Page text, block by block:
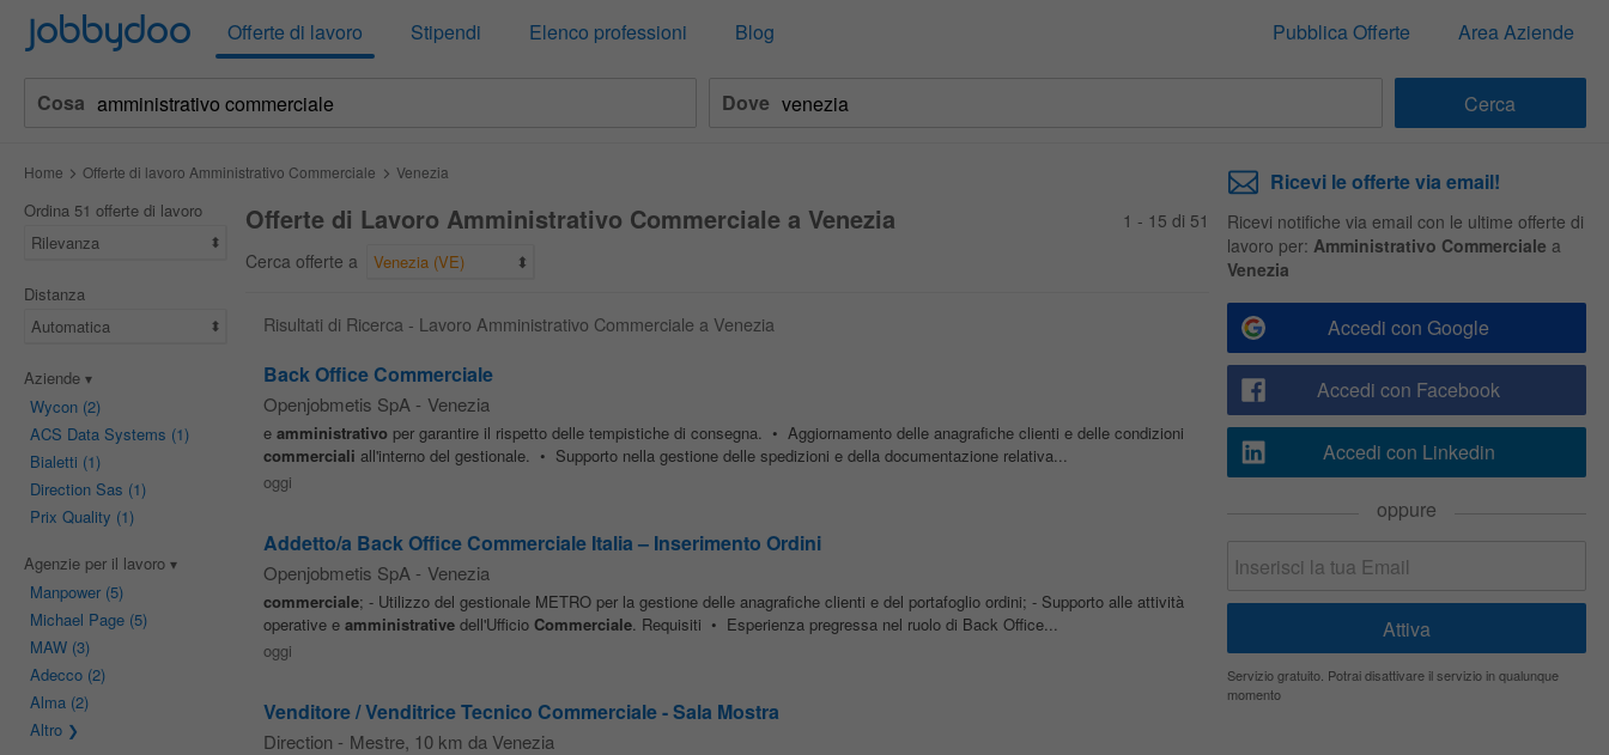
Jobbydoo Offerte di lavoro Stipendi Elenco professioni Blog Pubblica Offerte Area Aziende
Cosa Dove
Home Offerte di lavoro Amministrativo Commerciale Venezia
Ordina 51 offerte di lavoro
Rilevanza
Distanza
Automatica
Aziende
Wycon(2)
ACS Data Systems (1)
Bialetti (1)
Direction Sas (1)
Prix Quality (1)
Agenzie per il lavoro
Manpower(5)
Michael Page(5)
MAW(3)
Adecco(2)
Alma(2)
Altro
Offerte di Lavoro Amministrativo Commerciale a Venezia
Cerca offerte a Venezia (VE)
1 - 15 di 51
Risultati di Ricerca - Lavoro Amministrativo Commerciale a Venezia
Back Office Commerciale
Openjobmetis SpA - Venezia
e amministrativoper garantire il rispetto delle tempistiche di consegna. • Aggiornamento delle anagrafiche clienti e delle condizioni
commerciali all'interno del gestionale. • Supporto nella gestione delle spedizioni e della documentazione relativa...
oggi
Addetto/a Back Office Commerciale Italia – Inserimento Ordini
Openjobmetis SpA - Venezia
commerciale; - Utilizzo del gestionale METRO per la gestione delle anagrafiche clienti e del portafoglio ordini; - Supporto alle attività
operative e amministrativedell'Ufficio Commerciale. Requisiti • Esperienza pregressa nel ruolo di Back Office...
oggi
Venditore / Venditrice Tecnico Commerciale - Sala Mostra
Direction - Mestre, 10 km da Venezia
Ricevi le offerte via email!
Ricevi notifiche via email con le ultime offerte di
lavoro per: Amministrativo Commerciale a
Venezia
Accedi con Google
Accedi con Facebook
Accedi con Linkedin
oppure
Servizio gratuito. Potrai disattivare il servizio in qualunque
momento